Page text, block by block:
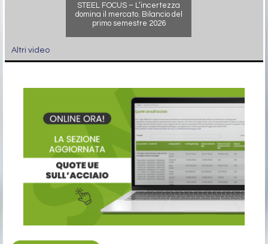
STEEL FOCUS – L’incertezza
domina il mercato. Bilancio del
primo semestre 2026
Altri video